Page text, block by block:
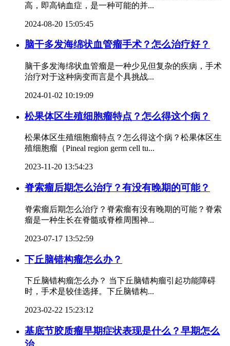
高，即高钠血症，是一种可能的并...
2024-08-20 15:05:45
脑干多发海绵状血管瘤手术？怎么治疗好？
脑干多发海绵状血管瘤是一种少见但复杂的疾病，手术
治疗对于这种病变而言是个具挑战...
2024-01-02 10:19:09
松果体区生殖细胞瘤特点？怎么得这个病？
松果体区生殖细胞瘤特点？怎么得这个病？松果体区生
殖细胞瘤（Pineal region germ cell tu...
2023-11-20 13:54:23
脊索瘤后期怎么治疗？有没有晚期的可能？
脊索瘤后期怎么治疗？脊索瘤有没有晚期的可能？脊索
瘤是一种生长在脊髓或脊椎周围神...
2023-07-17 13:52:59
下丘脑错构瘤怎么办？
下丘脑错构瘤怎么办？ 当下丘脑错构瘤引起功能障碍
时，手术是较佳选择。下丘脑错构...
2023-02-22 15:23:12
基底节胶质瘤早期症状表现是什么？早期怎么